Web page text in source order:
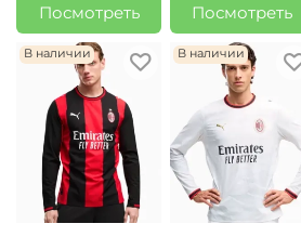
Посмотреть
Посмотреть
В наличии В наличии